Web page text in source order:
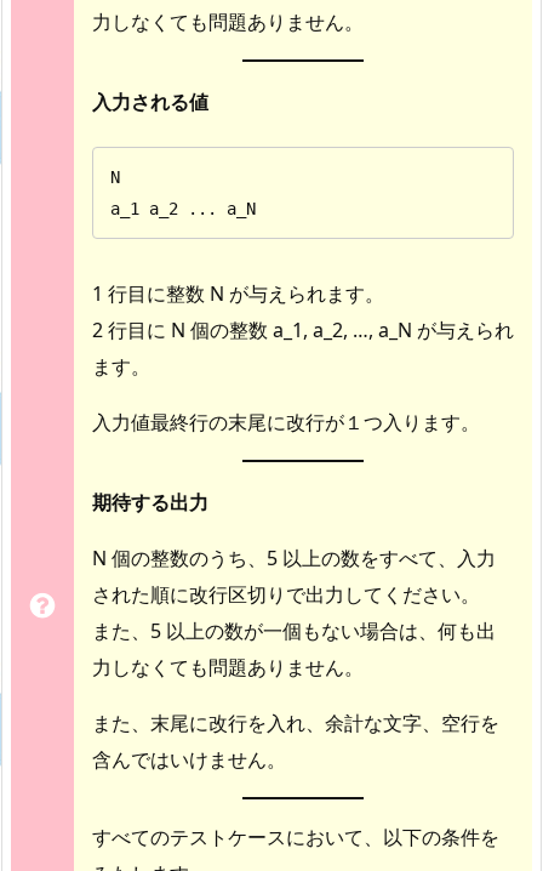
力しなくても問題ありません。
入力される値
N
a_1 a_2 ... a_N
1 行目に整数 N が与えられます。
2 行目に N 個の整数 a_1, a_2, …, a_N が与えられ
ます。
入力値最終行の末尾に改行が１つ入ります。
期待する出力
N 個の整数のうち、5 以上の数をすべて、入力
された順に改行区切りで出力してください。
また、5 以上の数が一個もない場合は、何も出
力しなくても問題ありません。
また、末尾に改行を入れ、余計な文字、空行を
含んではいけません。
すべてのテストケースにおいて、以下の条件を